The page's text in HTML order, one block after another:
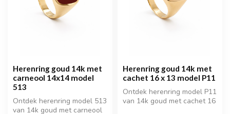
Herenring goud 14k met
carneool 14x14 model
513
Ontdek herenring model 513
van 14k goud met carneool
Herenring goud 14k met
cachet 16 x 13 model P11
Ontdek herenring model P11
van 14k goud met cachet 16